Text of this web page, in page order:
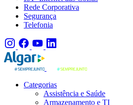
Rede Corporativa
Segurança
Telefonia
Categorias
Assistência e Saúde
Armazenamento e TI